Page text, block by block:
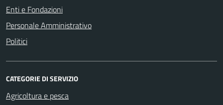
Enti e Fondazioni
Personale Amministrativo
Politici
CATEGORIE DI SERVIZIO
Agricoltura e pesca